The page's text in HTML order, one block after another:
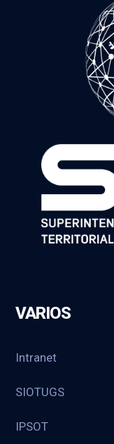
VARIOS
Intranet
SIOTUGS
IPSOT